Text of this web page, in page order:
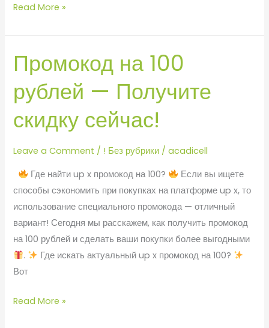
Read More »
Промокод на 100
рублей — Получите
скидку сейчас!
Leave a Comment / ! Без рубрики /acadicell
Где найти up x промокод на 100?
Если вы ищете
способы сэкономить при покупках на платформе up x, то
использование специального промокода — отличный
вариант! Сегодня мы расскажем, как получить промокод
на 100 рублей и сделать ваши покупки более выгодными
.
Где искать актуальный up x промокод на 100?
Вот
Промокод
на
100
рублей
—
скидку
сейчас!
Read More »